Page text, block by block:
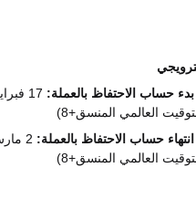
حساب الاحتفاظ بالعملة:
حساب الاحتفاظ بالعملة: